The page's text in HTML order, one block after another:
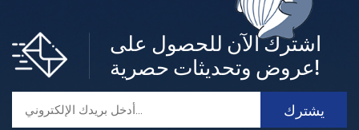
أنظمة تخزين الطاقة السكنية ذات الجهد المنخفض
ام بطاريات الليثيوم في المنازل.اجعل منزلك صديقًا للبيئة مع بطا
ريات C&Dما عليك سوى توصيل نظام الطاقة الشمسية الكهروض
اشترك الآن للحصول على
عروض وتحديثات حصرية!